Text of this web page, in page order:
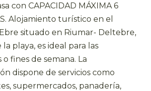
con CAPACIDAD MÁXIMA 6
Alojamiento turístico en el
situado en Riumar- Deltebre,
playa, es ideal para las
o fines de semana. La
dispone de servicios como
supermercados, panadería,